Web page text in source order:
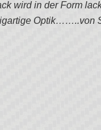
wird in der Form
Optik……..von